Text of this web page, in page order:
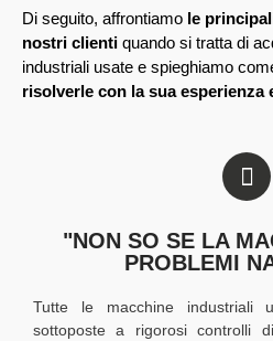
Di seguito, affrontiamo le
nostri clienti quando si tratta di
industriali usate e spieghiamo
risolverle con la sua esperienza
"NON SO SE LA
PROBLEMI
Tutte le macchine industriali
sottoposte a rigorosi controlli